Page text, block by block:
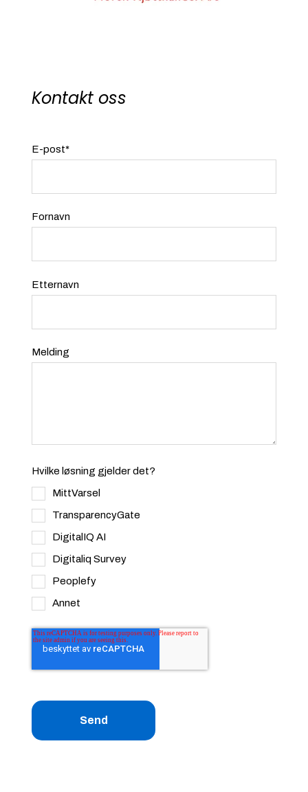
Kontakt oss
E-post*
Fornavn
Etternavn
Melding
Hvilke løsning gjelder det?
MittVarsel
TransparencyGate
DigitalIQ AI
Digitaliq Survey
Peoplefy
Annet